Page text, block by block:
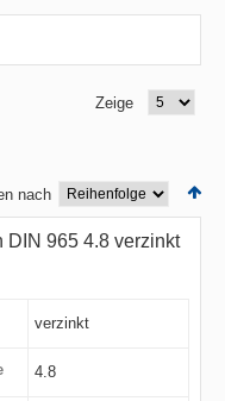
Zeige
nach
DIN 965 4.8 verzinkt
verzinkt
4.8